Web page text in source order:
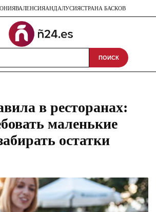
ВАЛЕНСИЯАНДАЛУСИЯСТРАНА БАСКОВ
ПОИСК
в ресторанах:
маленькие
остатки